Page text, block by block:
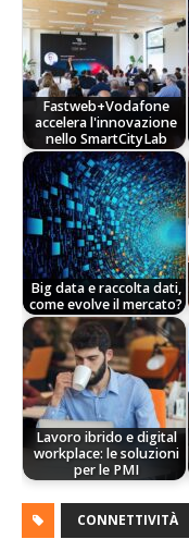
Fastweb+Vodafone
accelera l'innovazione
nello SmartCityLab
Big data e raccolta dati,
come evolve il mercato?
Lavoro ibrido e digital
workplace: le soluzioni
per le PMI
CONNETTIVITÀ